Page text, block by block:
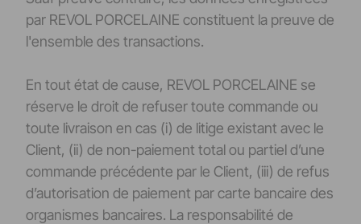
par REVOL PORCELAINE constituent la preuve de
l'ensemble des transactions.
En tout état de cause, REVOL PORCELAINE se
réserve le droit de refuser toute commande ou
toute livraison en cas (i) de litige existant avec le
Client, (ii) de non-paiement total ou partiel d’une
commande précédente par le Client, (iii) de refus
d’autorisation de paiement par carte bancaire des
organismes bancaires. La responsabilité de